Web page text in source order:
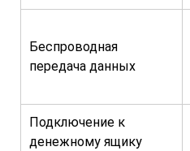
Беспроводная
передача данных
Подключение к
денежному ящику